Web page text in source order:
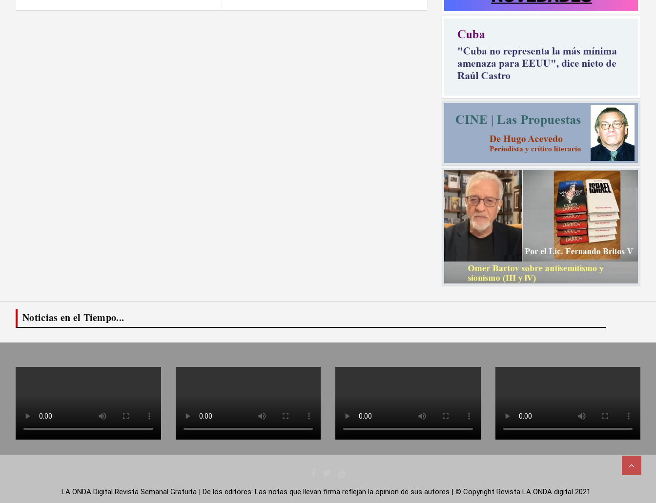
entradas
Noticias en el Tiempo...
LA ONDA Digital Revista Semanal Gratuita | De los editores: Las notas que llevan firma reflejan la opinion de sus autores | © Copyright Revista LA ONDA digital 2021